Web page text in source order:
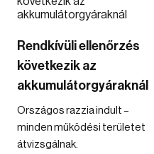
Rendkívüli ellenőrzés
következik az
akkumulátorgyáraknál
Országos razzia indult –
minden működési területet
átvizsgálnak.